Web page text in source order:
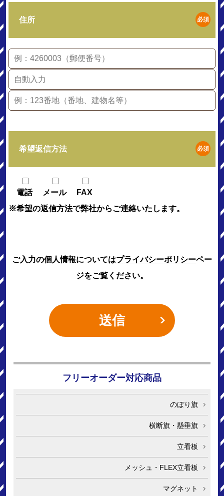
住所 必須
希望返信方法 必須
電話 メール
FAX
※希望の返信方法で弊社からご連絡いたします。
ご入力の個人情報についてはプライバシーポリシーペー
ジをご覧ください。
フリーオーダー対応商品
のぼり旗
横断旗・懸垂旗
立看板
メッシュ・FLEX立看板
マグネット